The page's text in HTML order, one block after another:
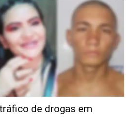
de drogas em